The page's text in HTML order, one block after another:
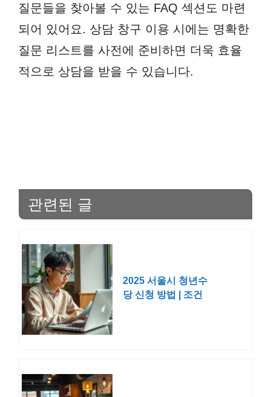
질문들을 찾아볼 수 있는 FAQ 섹션도 마련
되어 있어요. 상담 창구 이용 시에는 명확한
질문 리스트를 사전에 준비하면 더욱 효율
적으로 상담을 받을 수 있습니다.
관련된 글
2025 서울시 청년수
당 신청 방법 | 조건